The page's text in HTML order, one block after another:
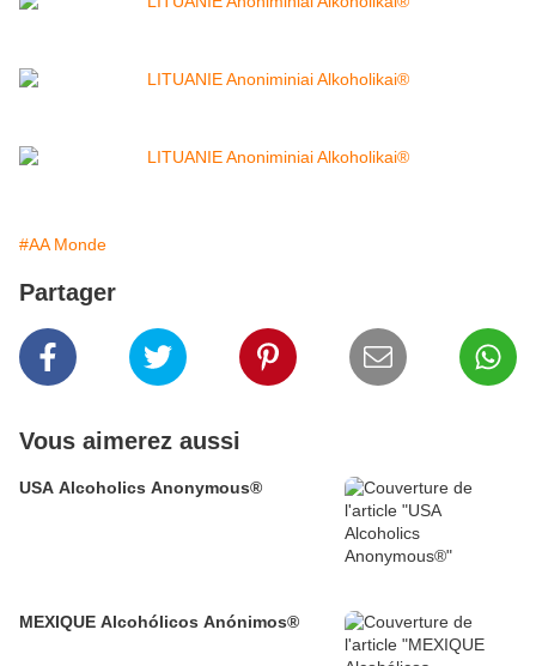
#AA Monde
Partager
Vous aimerez aussi
USA Alcoholics Anonymous®
MEXIQUE Alcohólicos Anónimos®